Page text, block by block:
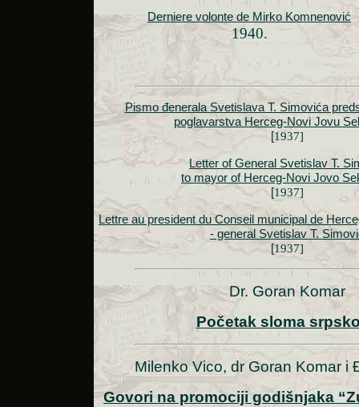
Derniere volonte de Mirko Komnenović
1940.
Pismo đenerala Svetislava T. Simovića
poglavarstva Herceg-Novi Jovu
[1937]
Letter of General Svetislav T.
to mayor of Herceg-Novi Jovo
[1937]
Lettre au president du Conseil municipal de
- general Svetislav T.
[1937]
Dr. Goran Komar
Početak sloma
Milenko Vico, dr Goran Komar i
Govori na promociji godišnjaka